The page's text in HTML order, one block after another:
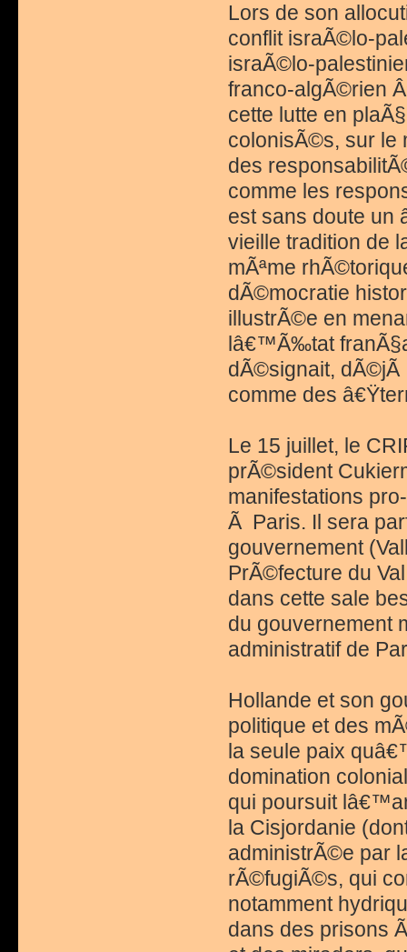
Lors de son
conflit israÃ©lo-
israÃ©lo-
franco-algÃ©rien
cette lutte en
colonisÃ©s, sur le
des
comme les
est sans doute un
vieille tradition de
mÃªme
dÃ©mocratie
illustrÃ©e en
lâ€™Ã‰tat
dÃ©signait, dÃ©jÃ
comme des
Le 15 juillet, le
prÃ©sident
manifestations
Ã Paris. Il sera
gouvernement
PrÃ©fecture du
dans cette sale
du gouvernement
administratif de
Hollande et son
politique et des
la seule paix
domination
qui poursuit
la Cisjordanie
administrÃ©e par
rÃ©fugiÃ©s, qui
notamment
dans des prisons